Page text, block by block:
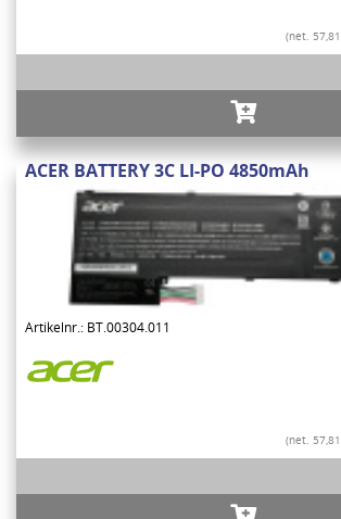
(net.
ACER BATTERY 3C LI-PO 4850mAh
Artikelnr.: BT.00304.011
(net.